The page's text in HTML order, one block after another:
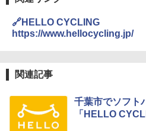
🔗HELLO CYCLING
https://www.hellocycling.jp/
関連記事
千葉市でソフト
「HELLO